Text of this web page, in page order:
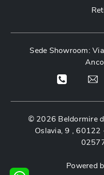
Sede Showroom:
© 2026 Beldormire
Oslavia, 9 , 60122
Powered